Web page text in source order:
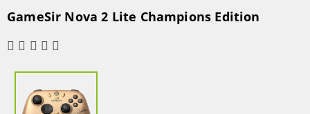
GameSir Nova 2 Lite Champions Edition